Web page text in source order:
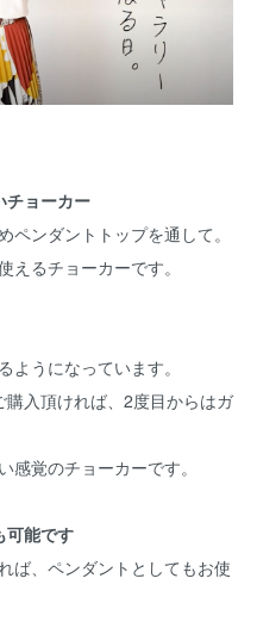
チョーカー
ンダントトップを通して。
えるチョーカーです。
うになっています。
入頂ければ、2度目からはガ
感覚のチョーカーです。
可能です
ば、ペンダントとしてもお使